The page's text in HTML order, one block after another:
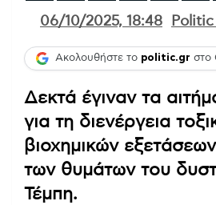
06/10/2025, 18:48 Politic
Ακολουθήστε το politic.gr στο
Δεκτά έγιναν τα
για τη διενέργεια
βιοχημικών
των θυμάτων του
Τέμπη.